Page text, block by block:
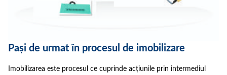
Pași de urmat în procesul de imobilizare
Imobilizarea este procesul ce cuprinde acțiunile prin intermediul